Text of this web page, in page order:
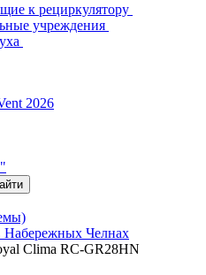
к рециркулятору
учреждения
2026
Набережных Челнах
Clima RC-GR28HN